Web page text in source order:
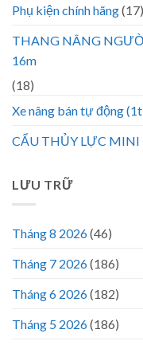
Phụ kiện chính hãng(17)
THANG NÂNG
16m
(18)
Xe nâng bán tự động
CẨU THỦY LỰC MINI
LƯU TRỮ
Tháng 8 2026(46)
Tháng 7 2026(186)
Tháng 6 2026(182)
Tháng 5 2026(186)